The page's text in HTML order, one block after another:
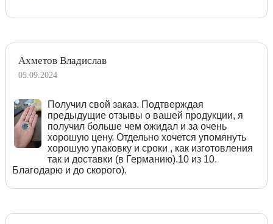
Ахметов Владислав
05.09.2024
Получил свой заказ. Подтверждая
предыдущие отзывы о вашей продукции, я
получил больше чем ожидал и за очень
хорошую цену. Отдельно хочется упомянуть
хорошую упаковку и сроки , как изготовления
так и доставки (в Германию).10 из 10.
Благодарю и до скорого).